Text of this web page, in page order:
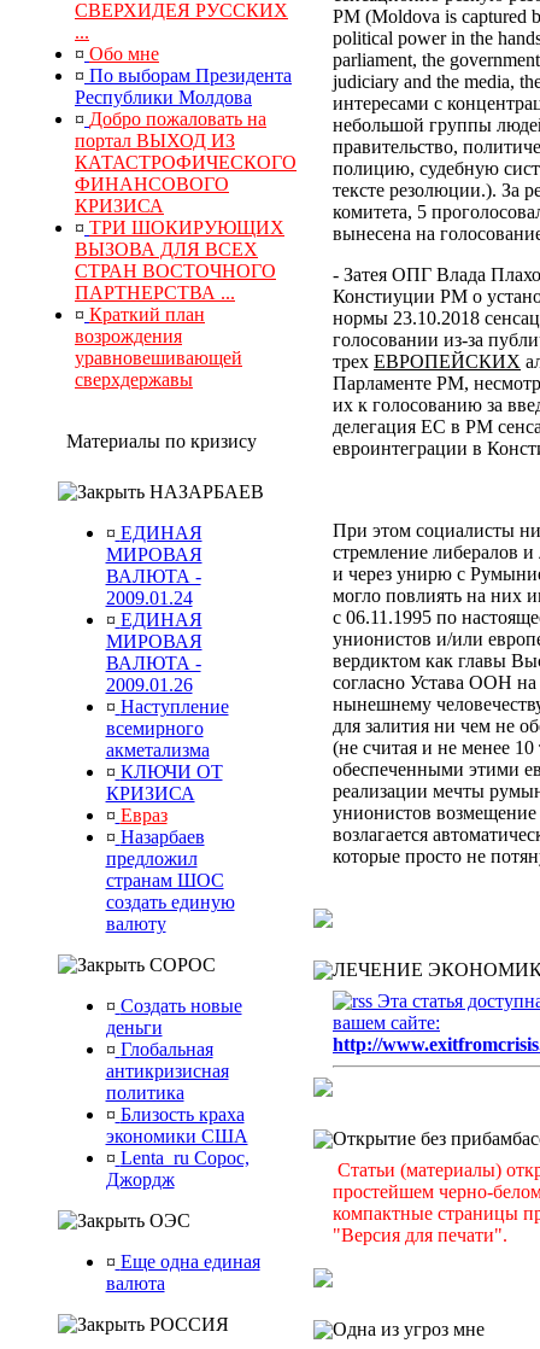
СВЕРХИДЕЯ РУССКИХ
...
¤ Обо мне
¤ По выборам Президента
Республики Молдова
¤ Добро пожаловать на
портал ВЫХОД ИЗ
КАТАСТРОФИЧЕСКОГО
ФИНАНСОВОГО
КРИЗИСА
¤ ТРИ ШОКИРУЮЩИХ
ВЫЗОВА ДЛЯ ВСЕХ
СТРАН ВОСТОЧНОГО
ПАРТНЕРСТВА ...
¤ Краткий план
возрождения
уравновешивающей
сверхдержавы
Материалы по кризису
НАЗАРБАЕВ
¤ ЕДИНАЯ
МИРОВАЯ
ВАЛЮТА -
2009.01.24
¤ ЕДИНАЯ
МИРОВАЯ
ВАЛЮТА -
2009.01.26
¤ Наступление
всемирного
акметализма
¤ КЛЮЧИ ОТ
КРИЗИСА
¤ Евраз
¤ Назарбаев
предложил
странам ШОС
создать единую
валюту
СОРОС
¤ Создать новые
деньги
¤ Глобальная
антикризисная
политика
¤ Близость краха
экономики США
¤ Lenta_ru Сорос,
Джордж
ОЭС
¤ Еще одна единая
валюта
РОССИЯ
РМ (Moldova is captured
political power in the
parliament, the
judiciary and the media,
интересами с
небольшой группы
правительство,
полицию, судебную
тексте резолюции.). За
комитета, 5
вынесена на
- Затея ОПГ Влада
Констиуции РМ о
нормы 23.10.2018
голосовании из-за
трех ЕВРОПЕЙСКИХ
Парламенте РМ,
их к голосованию за
делегация ЕС в РМ
евроинтеграции в
При этом социалисты
стремление либералов
и через унирю с
могло повлиять на них
с 06.11.1995 по
унионистов и/или
вердиктом как главы
согласно Устава ООН
нынешнему
для залития ни чем не
(не считая и не менее
обеспеченными этими
реализации мечты
унионистов возмещение
возлагается
которые просто не
ЛЕЧЕНИЕ
Эта статья
вашем сайте:
http://
Открытие без
Статьи (материалы)
простейшем черно-
компактные страницы
"Версия для печати".
Одна из угроз мне